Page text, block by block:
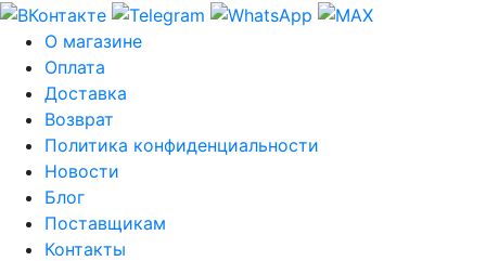
О магазине
Оплата
Доставка
Возврат
Политика конфиденциальности
Новости
Блог
Поставщикам
Контакты